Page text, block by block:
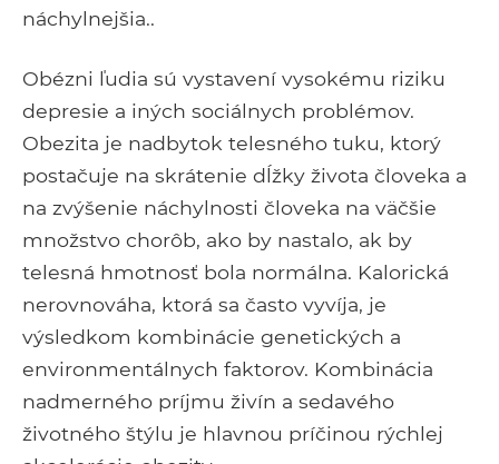
náchylnejšia..
Obézni ľudia sú vystavení vysokému riziku
depresie a iných sociálnych problémov.
Obezita je nadbytok telesného tuku, ktorý
postačuje na skrátenie dĺžky života človeka a
na zvýšenie náchylnosti človeka na väčšie
množstvo chorôb, ako by nastalo, ak by
telesná hmotnosť bola normálna. Kalorická
nerovnováha, ktorá sa často vyvíja, je
výsledkom kombinácie genetických a
environmentálnych faktorov. Kombinácia
nadmerného príjmu živín a sedavého
životného štýlu je hlavnou príčinou rýchlej